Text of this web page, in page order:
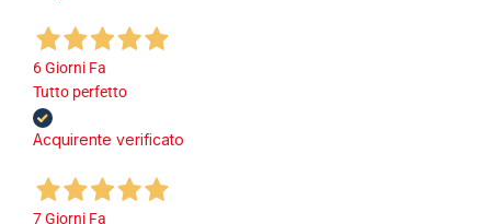
6 Giorni Fa
Tutto perfetto
Acquirente verificato
7 Giorni Fa